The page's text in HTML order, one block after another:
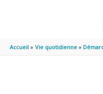
Accueil Vie quotidienne